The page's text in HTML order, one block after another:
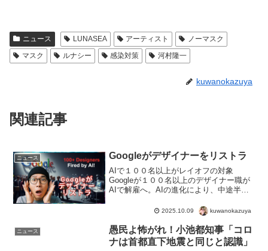
ニュース LUNASEA アーティスト
ノーマスク
マスク
ルナシー 感染対策 河村隆一
kuwanokazuya
関連記事
ニュース Googleがデザイナーをリストラ
AIで１００名以上がレイオフの対象
Googleが１００名以上のデザイナー職が
AIで解雇へ。AIの進化により、中途半端
きてしまう仕事を、人にコストをかける
必要がない時代へ。今までの１００年く
らいかかって...
2025.10.09 kuwanokazuya
ニュース
愚民よ怖がれ！小池都知事「コロ
ナは首都直下地震と同じと認識」